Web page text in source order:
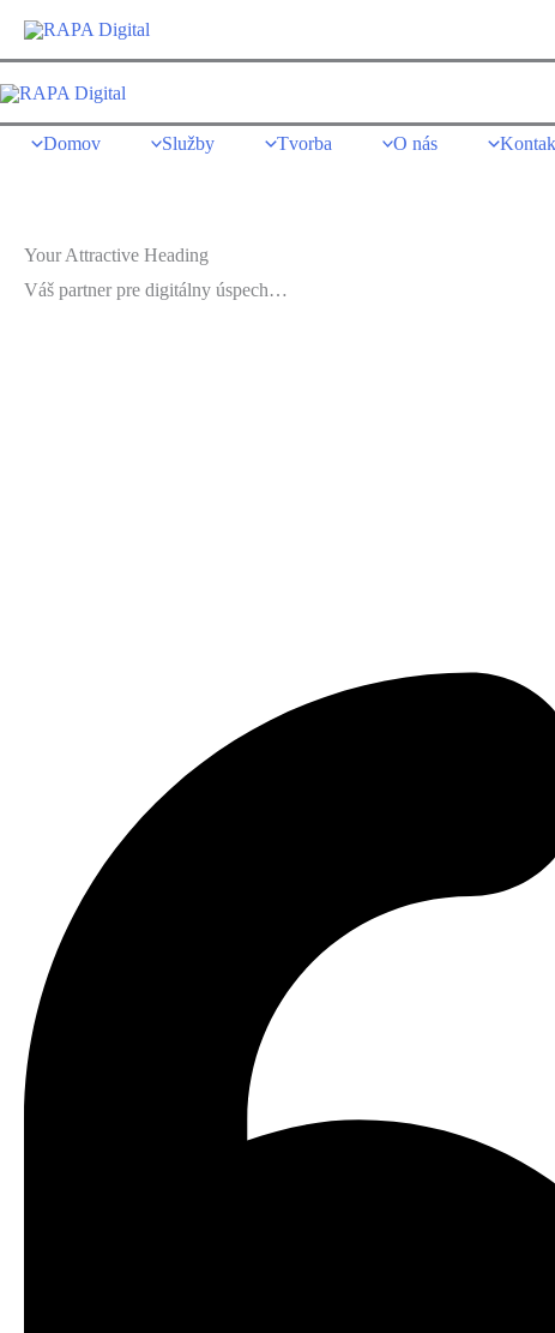
Preskočiť
obsah
Domov Služby Tvorba O nás
Your Attractive Heading
Váš partner pre digitálny úspech…